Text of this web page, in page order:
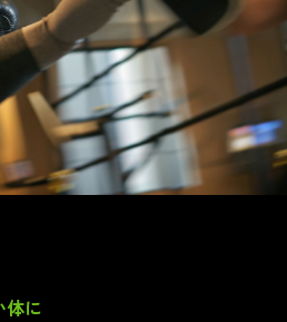
体に